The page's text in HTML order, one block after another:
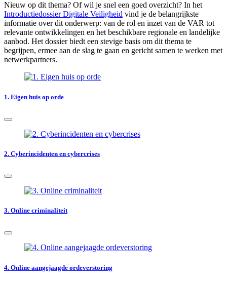
Nieuw op dit thema? Of wil je snel een goed overzicht? In het
Introductiedossier Digitale Veiligheid vind je de belangrijkste
informatie over dit onderwerp: van de rol en inzet van de VAR tot
relevante ontwikkelingen en het beschikbare regionale en landelijke
aanbod. Het dossier biedt een stevige basis om dit thema te
begrijpen, ermee aan de slag te gaan en gericht samen te werken met
netwerkpartners.
1. Eigen huis op orde
2. Cyberincidenten en cybercrises
3. Online criminaliteit
4. Online aangejaagde ordeverstoring